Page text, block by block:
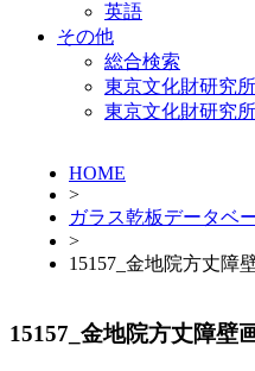
英語
その他
総合検索
東京文化財研究
東京文化財研究
HOME
>
ガラス乾板データベ
>
15157_金地院方丈障
15157_金地院方丈障壁